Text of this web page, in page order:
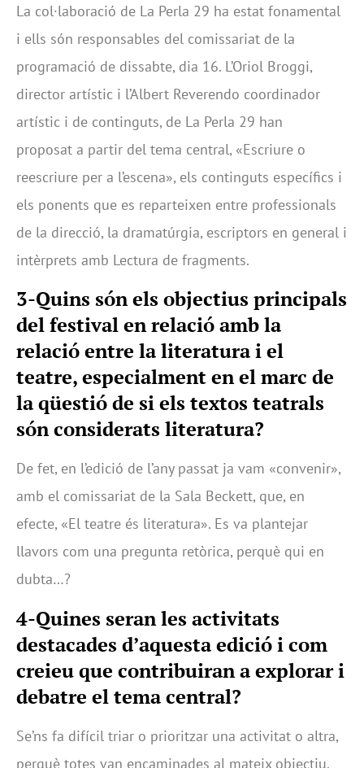
La col·laboració de La Perla 29 ha estat fonamental
i ells són responsables del comissariat de la
programació de dissabte, dia 16. L’Oriol Broggi,
director artístic i l’Albert Reverendo coordinador
artístic i de continguts, de La Perla 29 han
proposat a partir del tema central, «Escriure o
reescriure per a l’escena», els continguts específics i
els ponents que es reparteixen entre professionals
de la direcció, la dramatúrgia, escriptors en general i
intèrprets amb Lectura de fragments.
3-Quins són els objectius principals
del festival en relació amb la
relació entre la literatura i el
teatre, especialment en el marc de
la qüestió de si els textos teatrals
són considerats literatura?
De fet, en l’edició de l’any passat ja vam «convenir»,
amb el comissariat de la Sala Beckett, que, en
efecte, «El teatre és literatura». Es va plantejar
llavors com una pregunta retòrica, perquè qui en
dubta…?
4-Quines seran les activitats
destacades d’aquesta edició i com
creieu que contribuiran a explorar i
debatre el tema central?
Se’ns fa difícil triar o prioritzar una activitat o altra,
perquè totes van encaminades al mateix objectiu.